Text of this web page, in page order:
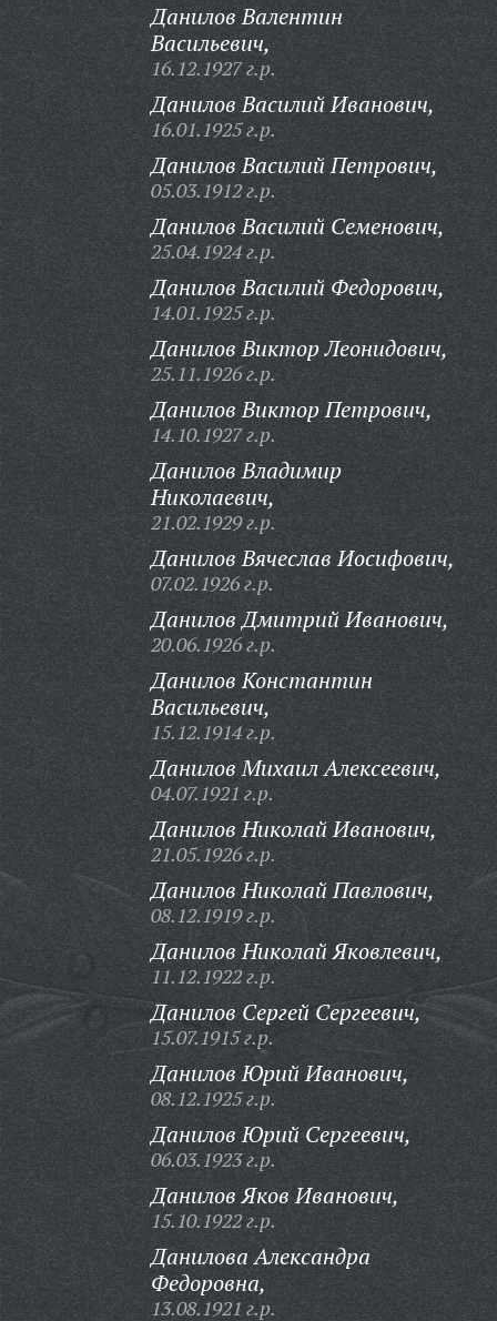
Данилов Валентин
Васильевич,
16.12.1927 г.р.
Данилов Василий Иванович,
16.01.1925 г.р.
Данилов Василий Петрович,
05.03.1912 г.р.
Данилов Василий Семенович,
25.04.1924 г.р.
Данилов Василий Федорович,
14.01.1925 г.р.
Данилов Виктор Леонидович,
25.11.1926 г.р.
Данилов Виктор Петрович,
14.10.1927 г.р.
Данилов Владимир
Николаевич,
21.02.1929 г.р.
Данилов Вячеслав Иосифович,
07.02.1926 г.р.
Данилов Дмитрий Иванович,
20.06.1926 г.р.
Данилов Константин
Васильевич,
15.12.1914 г.р.
Данилов Михаил Алексеевич,
04.07.1921 г.р.
Данилов Николай Иванович,
21.05.1926 г.р.
Данилов Николай Павлович,
08.12.1919 г.р.
Данилов Николай Яковлевич,
11.12.1922 г.р.
Данилов Сергей Сергеевич,
15.07.1915 г.р.
Данилов Юрий Иванович,
08.12.1925 г.р.
Данилов Юрий Сергеевич,
06.03.1923 г.р.
Данилов Яков Иванович,
15.10.1922 г.р.
Данилова Александра
Федоровна,
13.08.1921 г.р.